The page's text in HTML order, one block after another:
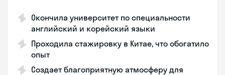
Окончила университет по специальности
английский и корейский языки
Проходила стажировку в Китае, что обогатило
опыт
Создает благоприятную атмосферу для